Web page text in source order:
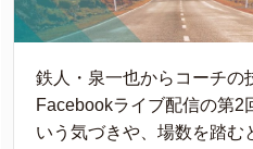
鉄人・泉一也からコーチの
Facebookライブ配信の第2
いう気づきや、場数を踏む